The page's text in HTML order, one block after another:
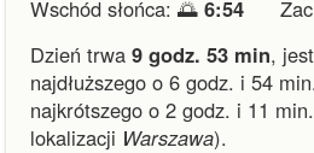
Wschód słońca: 🌅 6:54
Dzień trwa 9 godz. 53 min,
najdłuższego o 6 godz. i 54
najkrótszego o 2 godz. i 11 min.
lokalizacji Warszawa).